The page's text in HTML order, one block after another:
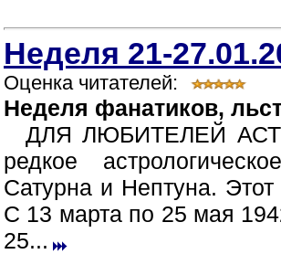
Неделя 21-
Оценка читателей:
Неделя фанатиков,
ДЛЯ ЛЮБИТЕЛЕЙ
редкое
Сатурна и Нептуна.
С 13 марта по 25 мая
25...